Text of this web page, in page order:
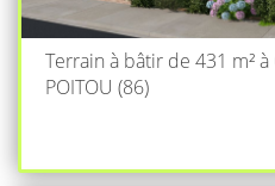
Terrain à bâtir de 431 m² à
POITOU (86)